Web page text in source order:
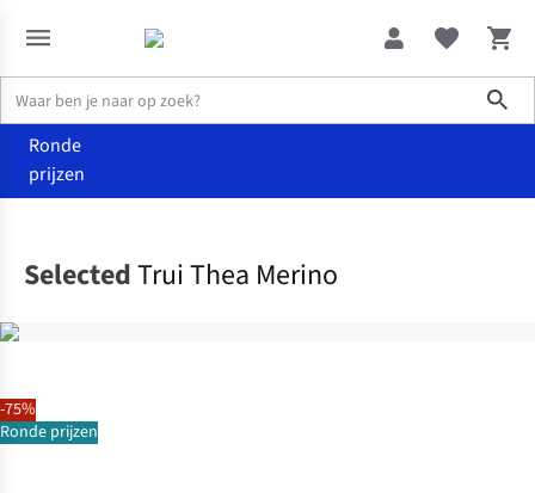
Ronde
prijzen
-75%
Ronde prijzen
SelectedTrui Thea Merino